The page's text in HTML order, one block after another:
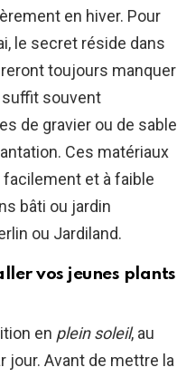
en hiver. Pour
le secret réside dans
toujours manquer
suffit souvent
de gravier ou de sable
Ces matériaux
facilement et à faible
bâti ou jardin
ou Jardiland.
vos jeunes plants
en plein soleil, au
jour. Avant de mettre la